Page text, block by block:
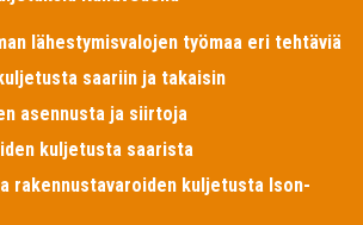
lähestymisvalojen työmaa eri tehtäviä
saariin ja takaisin
asennusta ja siirtoja
kuljetusta saarista
rakennustavaroiden kuljetusta Ison-